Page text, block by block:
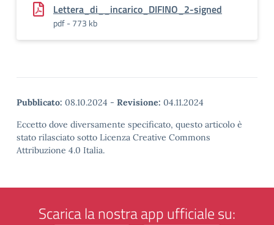
Lettera_di__incarico_DIFINO_2-signed
pdf - 773 kb
Pubblicato: 08.10.2024 - Revisione: 04.11.2024
Eccetto dove diversamente specificato, questo articolo è
stato rilasciato sotto Licenza Creative Commons
Attribuzione 4.0 Italia.
Scarica la nostra app ufficiale su: